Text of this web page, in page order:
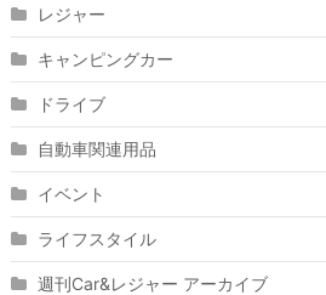
レジャー
キャンピングカー
ドライブ
自動車関連用品
イベント
ライフスタイル
週刊Car&レジャー アーカイブ